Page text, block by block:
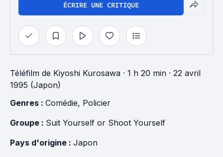
ÉCRIRE UNE CRITIQUE
Téléfilm de Kiyoshi Kurosawa · 1 h 20 min · 22 avril
1995 (Japon)
Genres : Comédie, Policier
Groupe : Suit Yourself or Shoot Yourself
Pays d'origine : Japon